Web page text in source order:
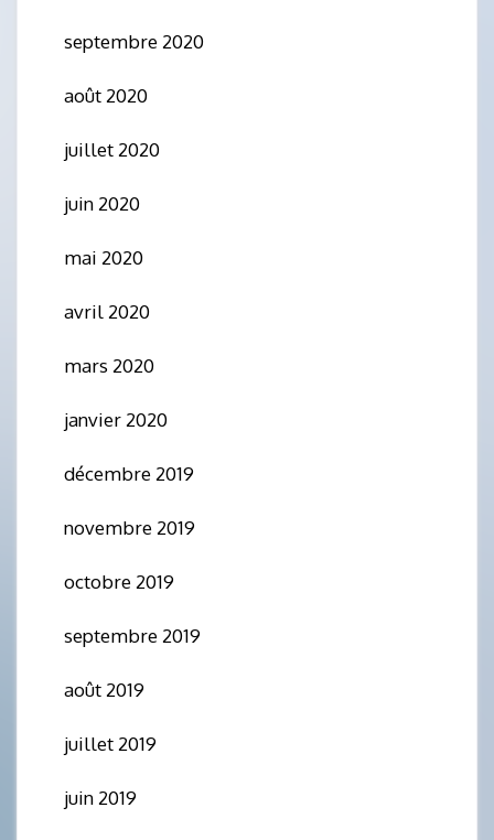
septembre 2020
août 2020
juillet 2020
juin 2020
mai 2020
avril 2020
mars 2020
janvier 2020
décembre 2019
novembre 2019
octobre 2019
septembre 2019
août 2019
juillet 2019
juin 2019